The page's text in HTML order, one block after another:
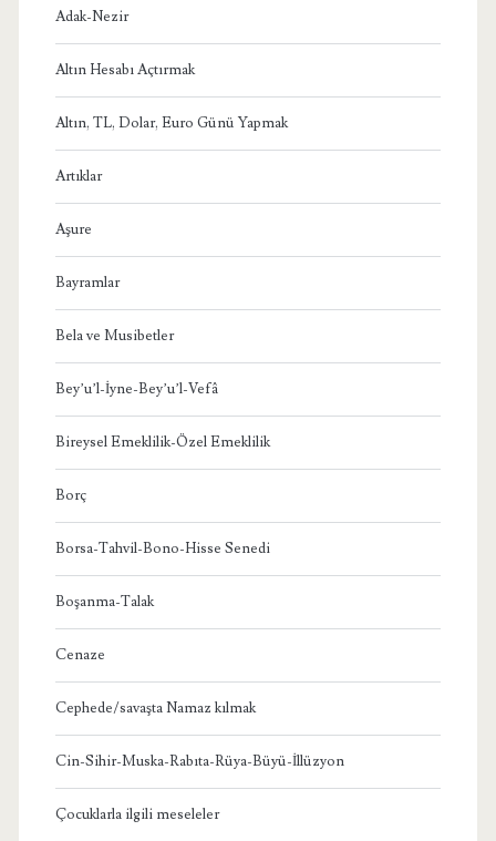
Adak-Nezir
Altın Hesabı Açtırmak
Altın, TL, Dolar, Euro Günü Yapmak
Artıklar
Aşure
Bayramlar
Bela ve Musibetler
Bey’u’l-İyne-Bey’u’l-Vefâ
Bireysel Emeklilik-Özel Emeklilik
Borç
Borsa-Tahvil-Bono-Hisse Senedi
Boşanma-Talak
Cenaze
Cephede/savaşta Namaz kılmak
Cin-Sihir-Muska-Rabıta-Rüya-Büyü-İllüzyon
Çocuklarla ilgili meseleler